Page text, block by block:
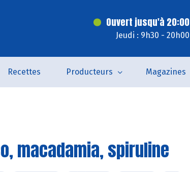
Ouvert jusqu'à 20:00
Jeudi : 9h30 - 20h00
Recettes Producteurs Magazines
macadamia, spiruline